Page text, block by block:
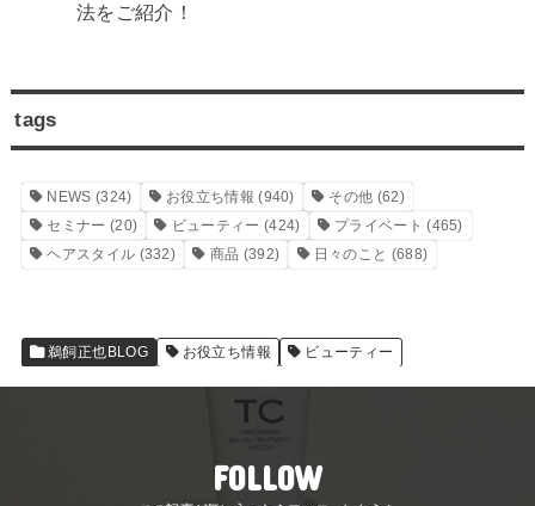
法をご紹介！
tags
NEWS (324) お役立ち情報 (940) その他 (62)
セミナー (20) ビューティー (424) プライベート (465)
ヘアスタイル (332) 商品 (392) 日々のこと (688)
鵜飼正也BLOG お役立ち情報 ビューティー
FOLLOW